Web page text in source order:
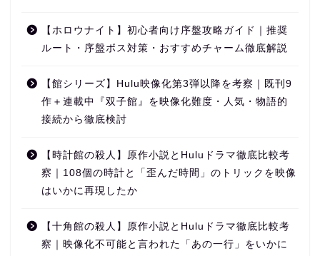
【ホロウナイト】初心者向け序盤攻略ガイド｜推奨
ルート・序盤ボス対策・おすすめチャーム徹底解説
【館シリーズ】Hulu映像化第3弾以降を考察｜既刊9
作＋連載中『双子館』を映像化難度・人気・物語的
接続から徹底検討
【時計館の殺人】原作小説とHuluドラマ徹底比較考
察｜108個の時計と「歪んだ時間」のトリックを映像
はいかに再現したか
【十角館の殺人】原作小説とHuluドラマ徹底比較考
察｜映像化不可能と言われた「あの一行」をいかに